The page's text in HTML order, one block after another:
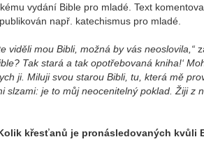
vydání Bible pro mladé. Text
např. katechismus pro mladé.
viděli mou Bibli, možná by vás neoslovila,“
Tak stará a tak opotřebovaná kniha!‘
ji. Miluji svou starou Bibli, tu, která mě
slzami: je to můj neocenitelný poklad. Žiji z
Kolik křesťanů je pronásledovaných kvůli